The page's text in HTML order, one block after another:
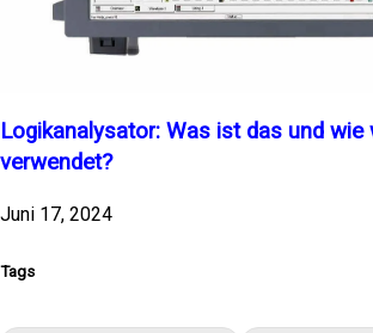
Logikanalysator: Was ist das und wie
verwendet?
Juni 17, 2024
Tags